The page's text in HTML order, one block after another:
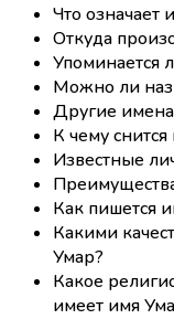
Что означает
Откуда
Упоминается
Можно ли
Другие
К чему
Известные
Как пишется
Какими
Умар?
Какое
имеет имя